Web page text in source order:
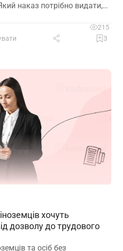
наказ потрібно видати,
про переведення чи
вносити записи до
Наприклад, працівник
комплексу, а після
у свинофермі.
215
3
хочуть
дозволу до трудового
та осіб без